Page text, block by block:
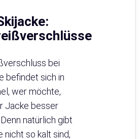
bei
befindet sich in
wer möchte,
Jacke besser
natürlich gibt
nicht so kalt sind,